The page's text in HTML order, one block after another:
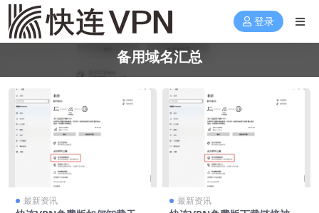
登录
备用域名汇总
最新资讯 最新资讯